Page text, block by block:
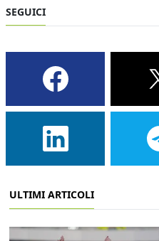
SEGUICI
ULTIMI ARTICOLI